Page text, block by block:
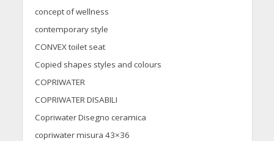
concept of wellness
contemporary style
CONVEX toilet seat
Copied shapes styles and colours
COPRIWATER
COPRIWATER DISABILI
Copriwater Disegno ceramica
copriwater misura 43×36